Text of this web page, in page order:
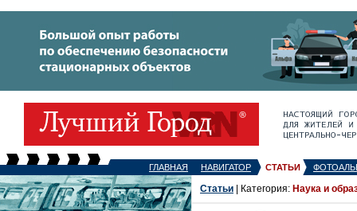
ГЛАВНАЯ НАВИГАТОР СТАТЬИ
Статьи | Категория: Наука и